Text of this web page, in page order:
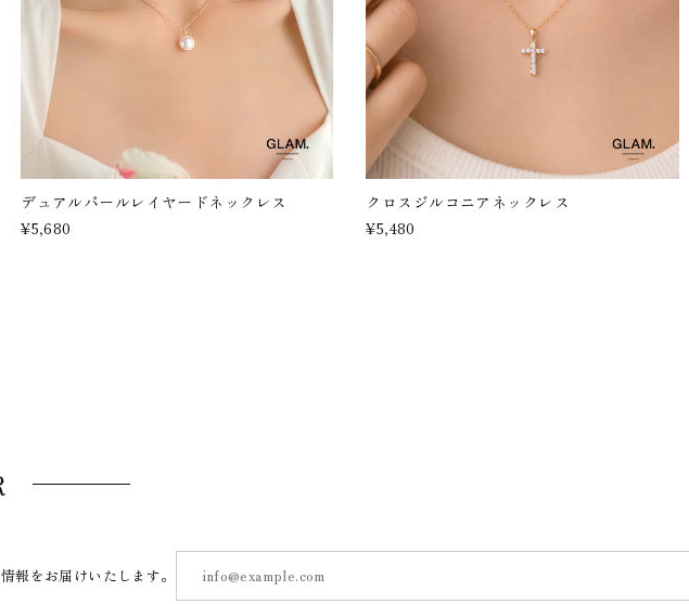
デュアルパールレイヤードネックレス
¥5,680
クロスジルコニアネックレス
¥5,480
報をお届けいたします。